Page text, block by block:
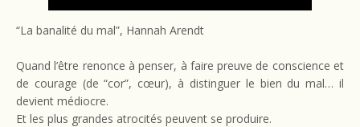
“La banalité du mal”, Hannah Arendt
Quand l’être renonce à penser, à faire preuve de conscience et
de courage (de “cor”, cœur), à distinguer le bien du mal… il
devient médiocre.
Et les plus grandes atrocités peuvent se produire.